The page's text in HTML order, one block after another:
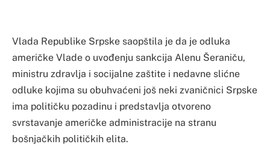
Vlada Republike Srpske saopštila je da je odluka
američke Vlade o uvođenju sankcija Alenu Šeraniču,
ministru zdravlja i socijalne zaštite i nedavne slićne
odluke kojima su obuhvaćeni još neki zvaničnici Srpske
ima političku pozadinu i predstavlja otvoreno
svrstavanje američke administracije na stranu
bošnjačkih političkih elita.